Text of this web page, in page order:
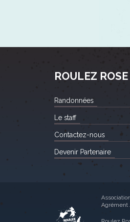
ROULEZ ROSE
Randonnées
Le staff
Contactez-nous
Devenir Partenaire
Agrément